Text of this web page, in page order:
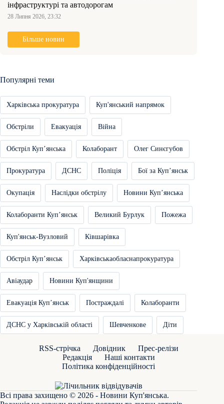
інфраструктурі та автодорогам
28 Липня 2026, 23:32
Більше новин
Популярні теми
Харківська прокуратура Куп'янський напрямок
Обстріли Евакуація Війна
Обстріл Купʼянська Колаборант Олег Синєгубов
Прокуратура ДСНС Поліція Бої за Купʼянськ
Окупація Наслідки обстрілу Новини Купʼянська
Колаборанти Купʼянськ Великий Бурлук Пожежа
Куп'янськ-Вузловий Ківшарівка
Обстріл Купʼянськ Харківськаобласнапрокуратура
Авіаудар Новини Куп'янщини
Евакуація Купʼянськ Постраждалі Колаборанти
ДСНС у Харківській області Шевченкове Діти
RSS-стрічка Довідник
Прес-релізи
Редакція
Наші контакти
Політика конфіденційності
Всі права захищено © 2026 - Новини Куп'янська.